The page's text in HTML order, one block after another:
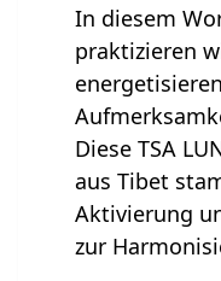
In diesem
praktizieren
Diese TSA
aus Tibet
Aktivierung
zur